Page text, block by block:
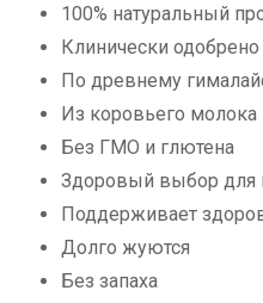
100% натуральный
Клинически одобрено
По древнему
Из коровьего молока
Без ГМО и глютена
Здоровый выбор для
Поддерживает
Долго жуются
Без запаха